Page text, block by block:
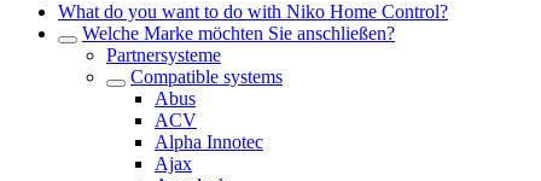
What do you want to do with Niko Home Control?
Welche Marke möchten Sie anschließen?
Partnersysteme
Compatible systems
Abus
ACV
Alpha Innotec
Ajax